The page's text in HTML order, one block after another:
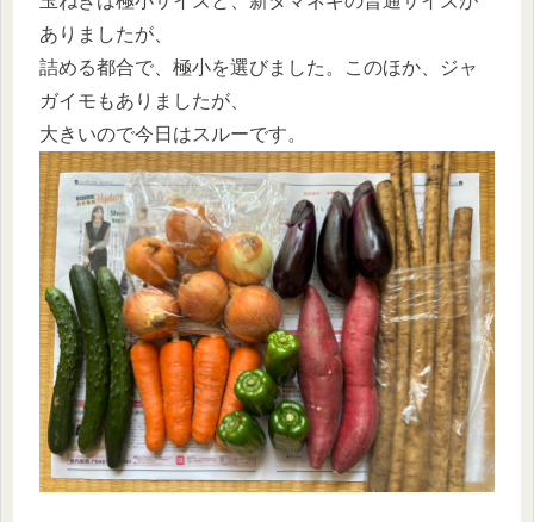
ありましたが、
詰める都合で、極小を選びました。このほか、ジャ
ガイモもありましたが、
大きいので今日はスルーです。